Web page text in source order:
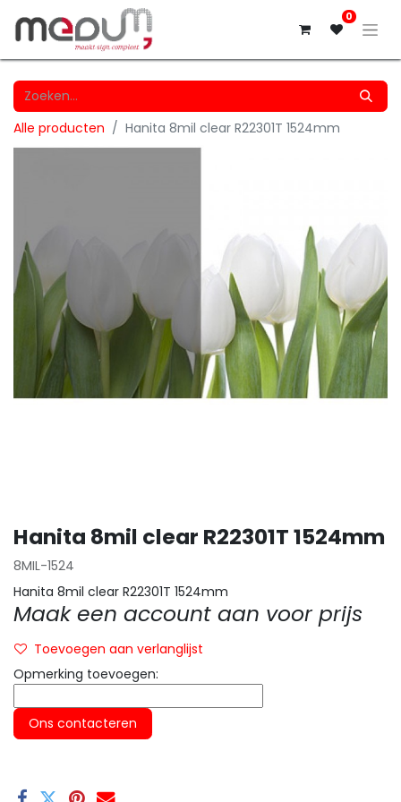
0
Alle producten Hanita 8mil clear R22301T 1524mm
Hanita 8mil clear R22301T 1524mm
8MIL-1524
Hanita 8mil clear R22301T 1524mm
Maak een account aan voor prijs
Toevoegen aan verlanglijst
Opmerking toevoegen:
Ons contacteren